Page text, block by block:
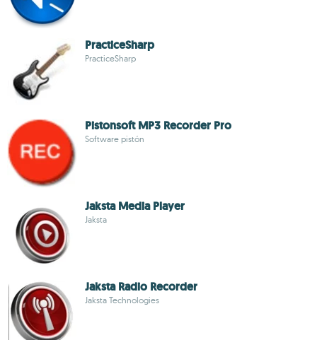
PracticeSharp
PracticeSharp
Pistonsoft MP3 Recorder Pro
Software pistón
Jaksta Media Player
Jaksta
Jaksta Radio Recorder
Jaksta Technologies